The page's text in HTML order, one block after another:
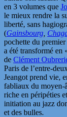
en 3 volumes que
le mieux rendre la
liberté, sans
(Gainsbourg
pochette du
a été transformé en
de Clément
Paris de l’entre-
Jeangot prend vie,
fabliaux du moyen-
riche en péripéties
initiation au jazz
et des bulles.